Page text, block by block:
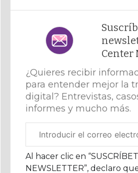
Center
¿Quieres recibir
para entender mejor la
digital? Entrevistas,
informes y mucho más.
electrónico
corporativo
Al hacer clic en
NEWSLETTER”, declaro